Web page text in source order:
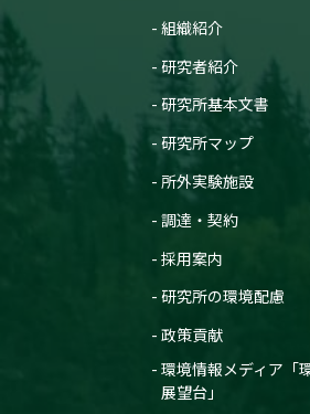
組織紹介
研究者紹介
研究所基本文書
研究所マップ
所外実験施設
調達・契約
採用案内
研究所の環境配慮
政策貢献
環境情報メディア「
展望台」